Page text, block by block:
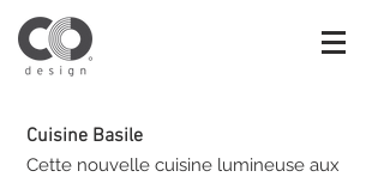
Cuisine Basile
Cette nouvelle cuisine lumineuse aux